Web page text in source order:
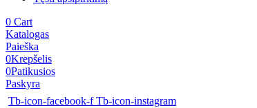
0 Cart
Katalogas
Paieška
0Krepšelis
0Patikusios
Paskyra
Tb-icon-facebook-f Tb-icon-instagram